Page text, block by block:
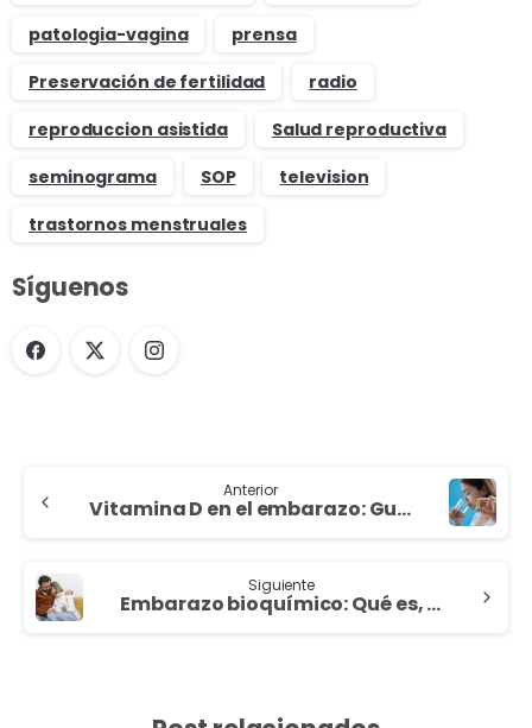
patologia-vagina
prensa
Preservación de fertilidad
radio
reproduccion asistida
Salud reproductiva
seminograma
SOP
television
trastornos menstruales
Síguenos
Anterior
Vitamina D en el embarazo: Guía para futuras mamás
Siguiente
Embarazo bioquímico: Qué es, cuándo ocurre y cómo afrontarlo